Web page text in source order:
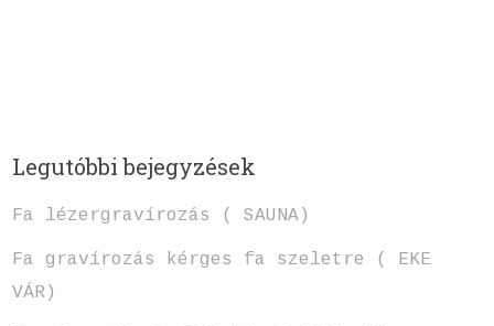
Legutóbbi bejegyzések
Fa lézergravírozás ( SAUNA)
Fa gravírozás kérges fa szeletre ( EKE
VÁR)